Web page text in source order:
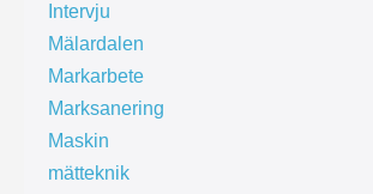
Intervju
Mälardalen
Markarbete
Marksanering
Maskin
mätteknik